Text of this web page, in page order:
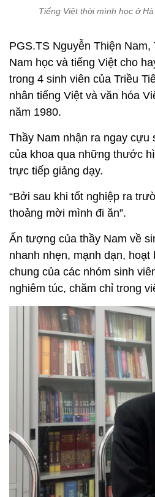
Tiếng Việt thời mình học ở
PGS.TS Nguyễn Thiện
Nam học và tiếng Việt cho
trong 4 sinh viên của Triều
nhân tiếng Việt và văn hóa
năm 1980.
Thầy Nam nhận ra ngay cựu
của khoa qua những thước
trực tiếp giảng dạy.
“Bởi sau khi tốt nghiệp ra
thoảng mời mình đi ăn”.
Ấn tượng của thầy Nam về
nhanh nhẹn, mạnh dạn, hoạt
chung của các nhóm sinh
nghiêm túc, chăm chỉ trong